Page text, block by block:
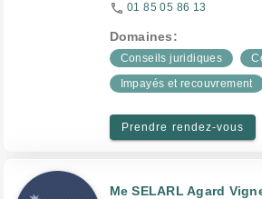
01 85 05 86 13
Domaines:
Conseils juridiques
Impayés et recouvrement
Prendre rendez-vous
Me SELARL Agard